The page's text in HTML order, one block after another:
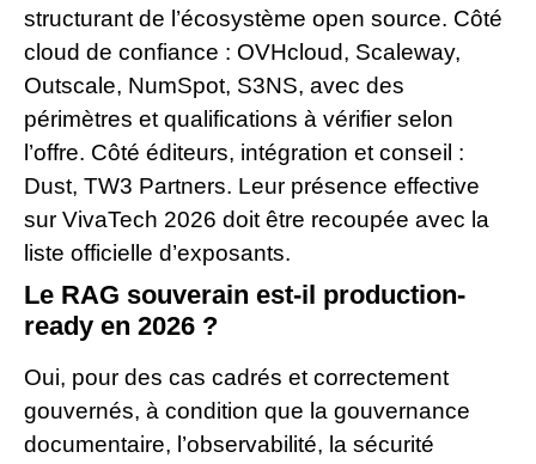
structurant de l’écosystème open source. Côté
cloud de confiance : OVHcloud, Scaleway,
Outscale, NumSpot, S3NS, avec des
périmètres et qualifications à vérifier selon
l’offre. Côté éditeurs, intégration et conseil :
Dust, TW3 Partners. Leur présence effective
sur VivaTech 2026 doit être recoupée avec la
liste officielle d’exposants.
Le RAG souverain est-il production-
ready en 2026 ?
Oui, pour des cas cadrés et correctement
gouvernés, à condition que la gouvernance
documentaire, l’observabilité, la sécurité